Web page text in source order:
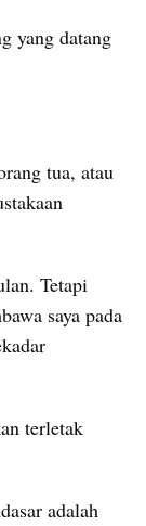
yang datang
tua, atau
Tetapi
saya pada
terletak
adalah